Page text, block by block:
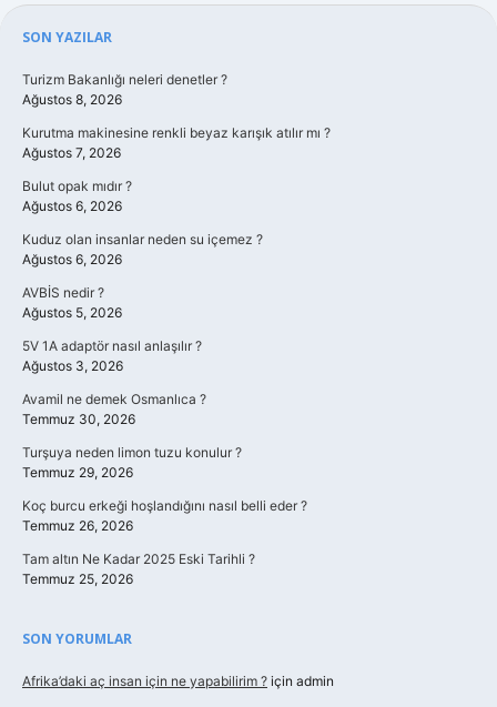
Sidebar
SON YAZILAR
Turizm Bakanlığı neleri denetler ?
Ağustos 8, 2026
Kurutma makinesine renkli beyaz karışık atılır mı ?
Ağustos 7, 2026
Bulut opak mıdır ?
Ağustos 6, 2026
Kuduz olan insanlar neden su içemez ?
Ağustos 6, 2026
AVBİS nedir ?
Ağustos 5, 2026
5V 1A adaptör nasıl anlaşılır ?
Ağustos 3, 2026
Avamil ne demek Osmanlıca ?
Temmuz 30, 2026
Turşuya neden limon tuzu konulur ?
Temmuz 29, 2026
Koç burcu erkeği hoşlandığını nasıl belli eder ?
Temmuz 26, 2026
Tam altın Ne Kadar 2025 Eski Tarihli ?
Temmuz 25, 2026
SON YORUMLAR
Afrika’daki aç insan için ne yapabilirim ? için admin